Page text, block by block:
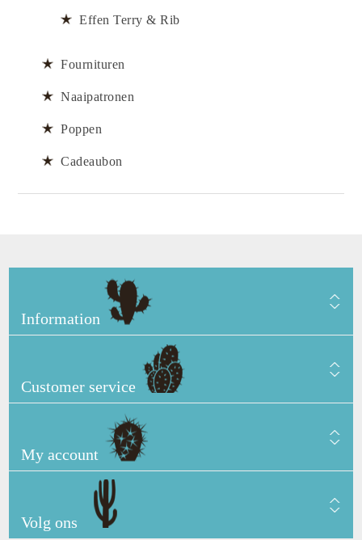
Effen Terry & Rib
Fournituren
Naaipatronen
Poppen
Cadeaubon
Information
Customer service
My account
Volg ons